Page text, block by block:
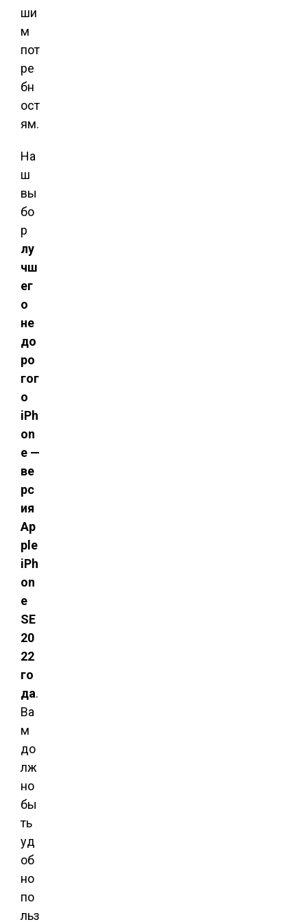
ши
м
пот
ре
бн
ост
ям.
На
ш
вы
бо
р
лу
чш
ег
о
не
до
ро
гог
о
iPh
on
e —
ве
рс
ия
Ap
ple
iPh
on
e
SE
20
22
го
да.
Ва
м
до
лж
но
бы
ть
уд
об
но
по
льз